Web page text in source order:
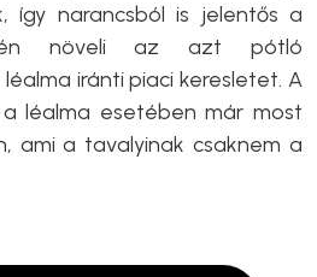
így narancsból is jelentős a
növeli az azt pótló
iránti piaci keresletet. A
léalma esetében már most
ami a tavalyinak csaknem a